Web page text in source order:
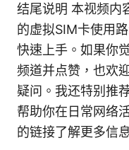
结尾说明 本视频内
的虚拟SIM卡使用
快速上手。如果你
频道并点赞，也欢
疑问。我还特别推
帮助你在日常网络
的链接了解更多信